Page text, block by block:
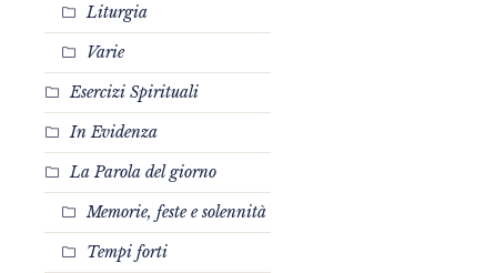
Liturgia
Varie
Esercizi Spirituali
In Evidenza
La Parola del giorno
Memorie, feste e solennità
Tempi forti